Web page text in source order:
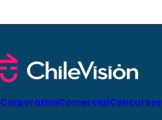
CorporativoComercialConcursos